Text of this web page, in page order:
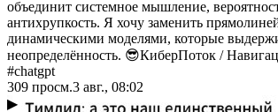
объединит системное мышление,
антихрупкость. Я хочу заменить
динамическими моделями, которые
неопределённость. 😎КиберПоток /
#chatgpt
309 просм.3 авг., 08:02
▶